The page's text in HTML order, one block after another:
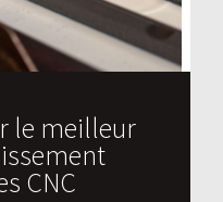
le meilleur
CNC